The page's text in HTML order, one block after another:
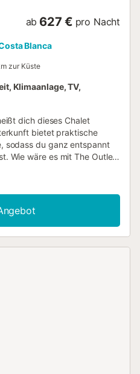
ab 627 € pro Nacht
Blanca
zur Küste
Klimaanlage, TV,
dich dieses Chalet
bietet praktische
sodass du ganz entspannt
Wie wäre es mit The Outlet
Luft voll aus und nutz
Chalets. Wenn du genug
hast, gibt es auch
und Fernseher tolle
Dieses Feriendomizil bietet